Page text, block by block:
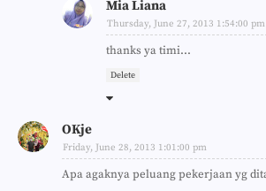
Mia Liana
Thursday, June 27, 2013 1:54:00 pm
thanks ya timi...
Delete
OKje
Friday, June 28, 2013 1:01:00 pm
Apa agaknya peluang pekerjaan yg